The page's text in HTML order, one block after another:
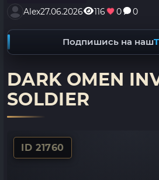
Alex27.06.2026 116 0 0
Подпишись на наш
DARK OMEN
SOLDIER
ID 21760